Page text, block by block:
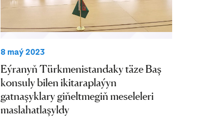
8 maý 2023
Eýranyň Türkmenistandaky täze Baş
konsuly bilen ikitaraplaýyn
gatnaşyklary giňeltmegiň meseleleri
maslahatlaşyldy